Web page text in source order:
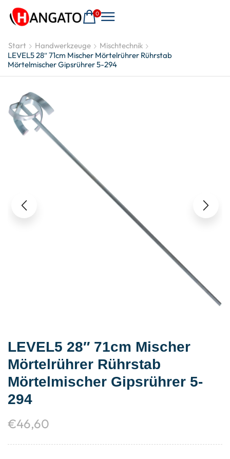
0
Start Handwerkzeuge
Mischtechnik
LEVEL5 28″ 71cm Mischer Mörtelrührer Rührstab
Mörtelmischer Gipsrührer 5-294
LEVEL5 28″ 71cm Mischer
Mörtelrührer Rührstab
Mörtelmischer Gipsrührer 5-
294
€46,60